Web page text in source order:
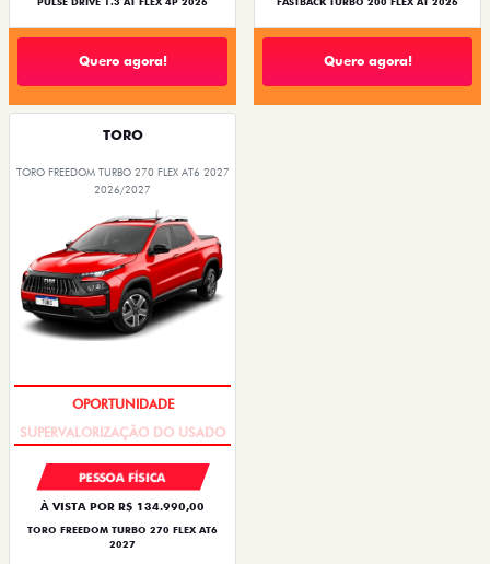
Quero agora! Quero agora!
TORO
TORO FREEDOM TURBO 270 FLEX AT6 2027
2026/2027
OPORTUNIDADE
PESSOA FÍSICA
À VISTA POR R$ 134.990,00
TORO FREEDOM TURBO 270 FLEX AT6
2027